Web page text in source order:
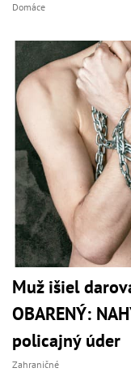
Domáce
Muž išiel
OBARENÝ:
policajný úder
Zahraničné